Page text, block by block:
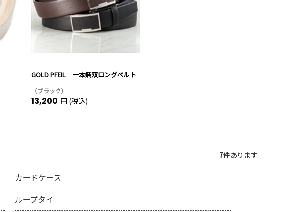
GOLD PFEIL 一本無双ロングベルト
（ブラック）
13,200 円 (税込)
7件あります
カードケース
ループタイ